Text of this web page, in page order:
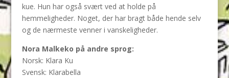
kue. Hun har også svært ved at holde på
hemmeligheder. Noget, der har bragt både hende selv
og de nærmeste venner i vanskeligheder.
Nora Malkeko på andre sprog:
Norsk: Klara Ku
Svensk: Klarabella